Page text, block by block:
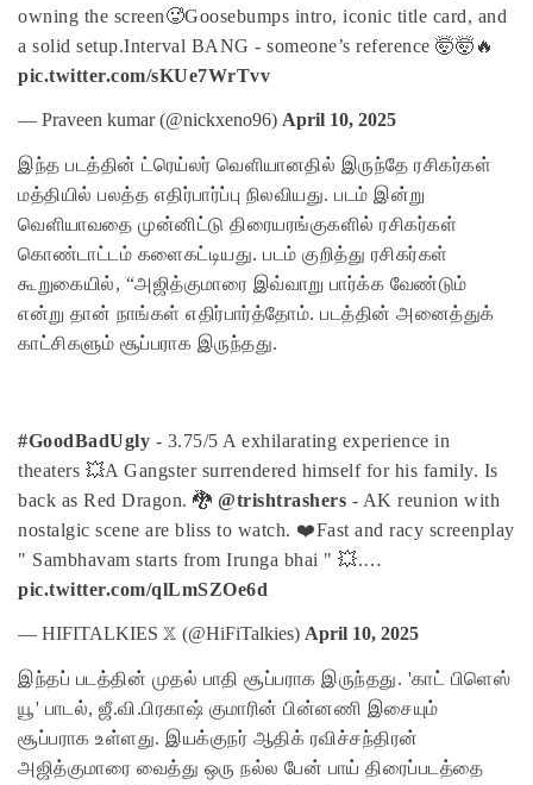
owning the screen🥵Goosebumps intro, iconic title card, and
a solid setup.Interval BANG - someone’s reference 🤯🤯🔥
pic.twitter.com/sKUe7WrTvv
— Praveen kumar (@nickxeno96) April 10, 2025
இந்த படத்தின் ட்ரெய்லர் வெளியானதில் இருந்தே ரசிகர்கள்
மத்தியில் பலத்த எதிர்பார்ப்பு நிலவியது. படம் இன்று
வெளியாவதை முன்னிட்டு திரையரங்குகளில் ரசிகர்கள்
கொண்டாட்டம் களைகட்டியது. படம் குறித்து ரசிகர்கள்
கூறுகையில், “அஜித்குமாரை இவ்வாறு பார்க்க வேண்டும்
என்று தான் நாங்கள் எதிர்பார்த்தோம். படத்தின் அனைத்துக்
காட்சிகளும் சூப்பராக இருந்தது.
#GoodBadUgly - 3.75/5 A exhilarating experience in
theaters 💥A Gangster surrendered himself for his family. Is
back as Red Dragon. 🐉 @trishtrashers - AK reunion with
nostalgic scene are bliss to watch. ❤️Fast and racy screenplay
" Sambhavam starts from Irunga bhai " 💥.…
pic.twitter.com/qlLmSZOe6d
— HIFITALKIES 𝕏 (@HiFiTalkies) April 10, 2025
இந்தப் படத்தின் முதல் பாதி சூப்பராக இருந்தது. 'காட் பிளெஸ்
யூ' பாடல், ஜீ.வி.பிரகாஷ் குமாரின் பின்னணி இசையும்
சூப்பராக உள்ளது. இயக்குநர் ஆதிக் ரவிச்சந்திரன்
அஜித்குமாரை வைத்து ஒரு நல்ல பேன் பாய் திரைப்படத்தை